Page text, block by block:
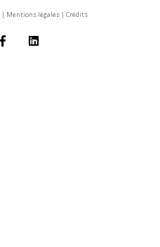
| Mentions légales | Crédits